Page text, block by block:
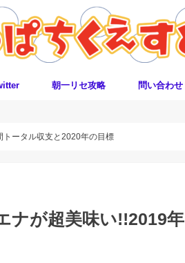
朝一リセ攻略 問い合わせ
トータル収支と2020年の目標
ナが超美味い!!2019年